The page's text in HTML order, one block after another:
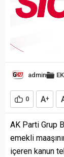
admin
0 A+
AK Parti Grup
emekli
içeren kanun